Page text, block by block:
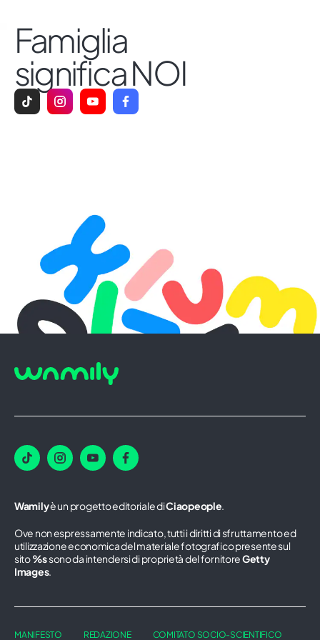
Famiglia
significa NOI
Wamilyè un progetto editoriale diCiaopeople.
Ove non espressamente indicato, tutti i diritti di sfruttamento ed
utilizzazione economica del materiale fotografico presente sul
sito%ssono da intendersi di proprietà del fornitoreGetty
Images.
MANIFESTO REDAZIONE COMITATO SOCIO-SCIENTIFICO